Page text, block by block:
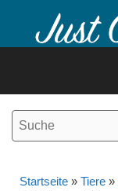
Inhalt
Startseite » Tiere »